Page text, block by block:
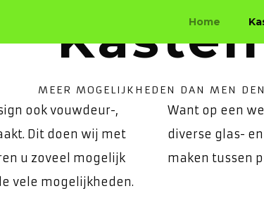
Home
huis uit uw
inloopkasten en
Kasten
MEER MOGELIJKHEDEN DAN MEN
ook vouwdeur-,
Dit doen wij met
u zoveel mogelijk
vele mogelijkheden.
Want op een
diverse glas-
maken tussen